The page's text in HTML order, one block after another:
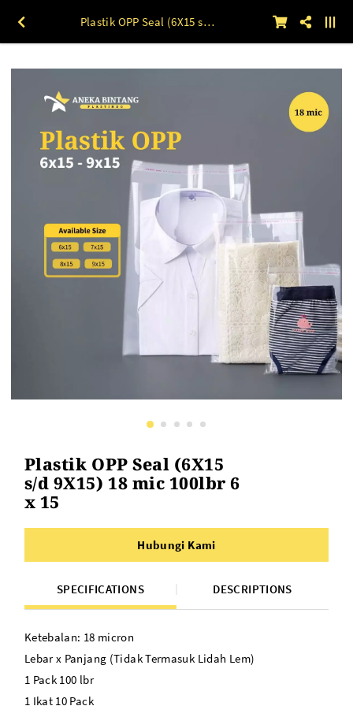
Plastik OPP Seal (6X15 s/d 9X15) 18 mic 100lbr 6 x 15
Plastik OPP Seal (6X15
s/d 9X15) 18 mic 100lbr 6
x 15
Hubungi Kami
SPECIFICATIONS DESCRIPTIONS
Ketebalan: 18 micron
Lebar x Panjang (Tidak Termasuk Lidah Lem)
1 Pack 100 lbr
1 Ikat 10 Pack